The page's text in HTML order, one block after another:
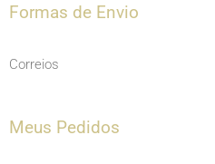
Formas de Envio
Correios
Meus Pedidos